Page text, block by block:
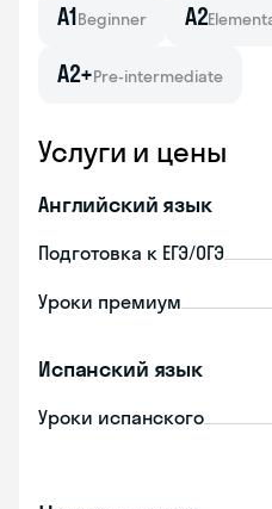
A1Beginner A2
A2+Pre-intermediate
Услуги и цены
Английский язык
Подготовка к ЕГЭ/ОГЭ
Уроки премиум
Испанский язык
Уроки испанского